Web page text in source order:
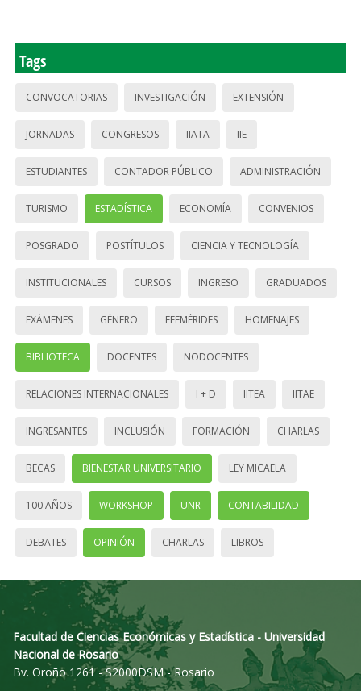
Tags
CONVOCATORIAS INVESTIGACIÓN EXTENSIÓN
JORNADAS CONGRESOS IIATA IIE
ESTUDIANTES CONTADOR PÚBLICO ADMINISTRACIÓN
TURISMO ESTADÍSTICA ECONOMÍA CONVENIOS
POSGRADO POSTÍTULOS CIENCIA Y TECNOLOGÍA
INSTITUCIONALES CURSOS INGRESO GRADUADOS
EXÁMENES GÉNERO EFEMÉRIDES HOMENAJES
BIBLIOTECA DOCENTES NODOCENTES
RELACIONES INTERNACIONALES I + D IITEA IITAE
INGRESANTES INCLUSIÓN FORMACIÓN CHARLAS
BECAS BIENESTAR UNIVERSITARIO LEY MICAELA
100 AÑOS WORKSHOP UNR CONTABILIDAD
DEBATES OPINIÓN CHARLAS LIBROS
Facultad de Ciencias Económicas y Estadística - Universidad
Nacional de Rosario
Bv. Oroño 1261 - S2000DSM - Rosario